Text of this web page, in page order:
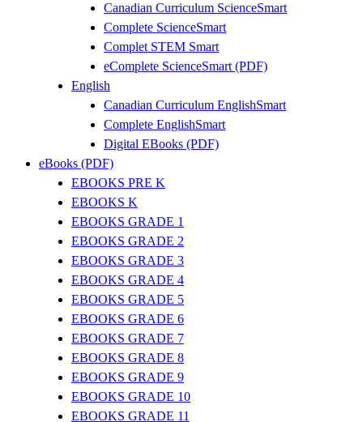
Canadian Curriculum ScienceSmart
Complete ScienceSmart
Complet STEM Smart
eComplete ScienceSmart (PDF)
English
Canadian Curriculum EnglishSmart
Complete EnglishSmart
Digital EBooks (PDF)
eBooks (PDF)
EBOOKS PRE K
EBOOKS K
EBOOKS GRADE 1
EBOOKS GRADE 2
EBOOKS GRADE 3
EBOOKS GRADE 4
EBOOKS GRADE 5
EBOOKS GRADE 6
EBOOKS GRADE 7
EBOOKS GRADE 8
EBOOKS GRADE 9
EBOOKS GRADE 10
EBOOKS GRADE 11